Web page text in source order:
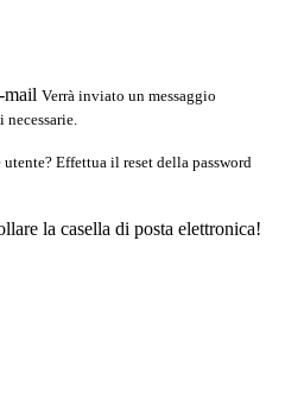
mail Verrà inviato un messaggio
Effettua il reset della password
la casella di posta elettronica!